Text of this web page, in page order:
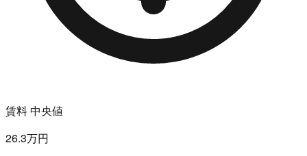
賃料 中央値
26.3万円